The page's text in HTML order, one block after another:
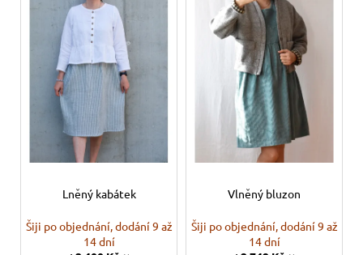
Lněný kabátek
Šiji po objednání, dodání 9 až
14 dní
Vlněný bluzon
Šiji po objednání, dodání 9 až
14 dní
HLEDAT